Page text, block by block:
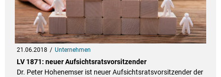
21.06.2018 Unternehmen
LV 1871: neuer Aufsichtsratsvorsitzender
Dr. Peter Hohenemser ist neuer Aufsichtsratsvorsitzender der